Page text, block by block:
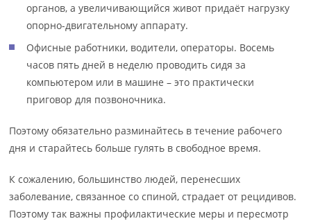
органов, а увеличивающийся живот придаёт нагрузку
опорно-двигательному аппарату.
Офисные работники, водители, операторы. Восемь
часов пять дней в неделю проводить сидя за
компьютером или в машине – это практически
приговор для позвоночника.
Поэтому обязательно разминайтесь в течение рабочего
дня и старайтесь больше гулять в свободное время.
К сожалению, большинство людей, перенесших
заболевание, связанное со спиной, страдает от рецидивов.
Поэтому так важны профилактические меры и пересмотр